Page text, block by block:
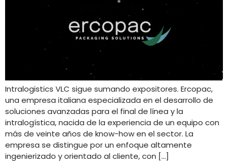
Intralogistics VLC sigue sumando expositores. Ercopac,
una empresa italiana especializada en el desarrollo de
soluciones avanzadas para el final de línea y la
intralogística, nacida de la experiencia de un equipo con
más de veinte años de know-how en el sector. La
empresa se distingue por un enfoque altamente
ingenierizado y orientado al cliente, con […]